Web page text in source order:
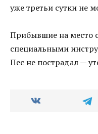
уже третьи сутки не
Прибывшие на место
специальными
Пес не пострадал —